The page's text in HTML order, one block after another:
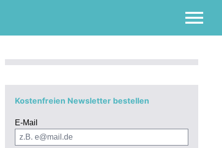
Kostenfreien Newsletter bestellen
E-Mail